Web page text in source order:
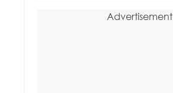
Advertisement